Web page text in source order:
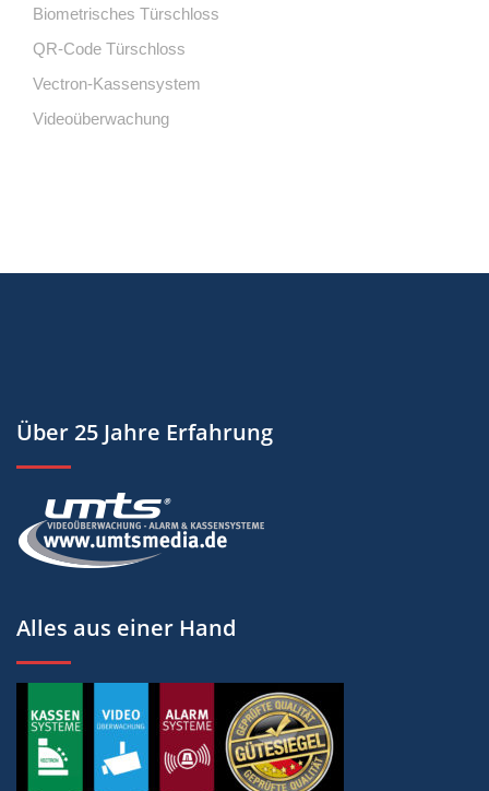
Biometrisches Türschloss
QR-Code Türschloss
Vectron-Kassensystem
Videoüberwachung
Über 25 Jahre Erfahrung
Alles aus einer Hand